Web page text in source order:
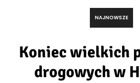
NAJNOWSZE
Koniec wielkich
drogowych w